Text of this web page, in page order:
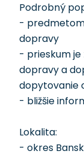
Podrobný
-
dopravy
- prieskum
dopravy a
dopytovanie
- bližšie
Lokalita:
- okres